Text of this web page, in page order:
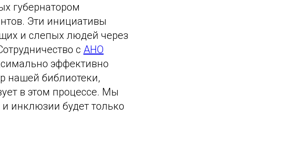
губернатором
Эти инициативы
и слепых людей через
с АНО
эффективно
нашей библиотеки,
в этом процессе. Мы
инклюзии будет только